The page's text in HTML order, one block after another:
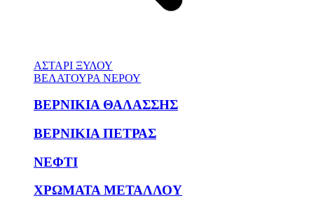
ΑΣΤΑΡΙ ΞΥΛΟΥ
ΒΕΛΑΤΟΥΡΑ ΝΕΡΟΥ
ΒΕΡΝΙΚΙΑ ΘΑΛΑΣΣΗΣ
ΒΕΡΝΙΚΙΑ ΠΕΤΡΑΣ
ΝΕΦΤΙ
ΧΡΩΜΑΤΑ ΜΕΤΑΛΛΟΥ